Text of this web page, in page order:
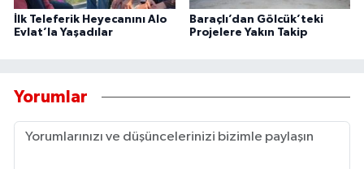
İlk Teleferik Heyecanını Alo
Evlat’la Yaşadılar
Baraçlı’dan Gölcük’teki
Projelere Yakın Takip
Yorumlar